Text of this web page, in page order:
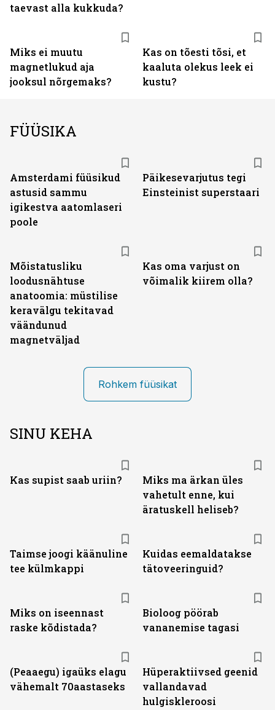
taevast alla kukkuda?
Miks ei muutu
magnetlukud aja
jooksul nõrgemaks?
Kas on tõesti tõsi, et
kaaluta olekus leek ei
kustu?
FÜÜSIKA
Amsterdami füüsikud
astusid sammu
igikestva aatomlaseri
poole
Päikesevarjutus tegi
Einsteinist superstaari
Mõistatusliku
loodusnähtuse
anatoomia: müstilise
keravälgu tekitavad
väändunud
magnetväljad
Kas oma varjust on
võimalik kiirem olla?
Rohkem füüsikat
SINU KEHA
Kas supist saab uriin?
Miks ma ärkan üles
vahetult enne, kui
äratuskell heliseb?
Taimse joogi käänuline
tee külmkappi
Kuidas eemaldatakse
tätoveeringuid?
Miks on iseennast
raske kõdistada?
Bioloog pöörab
vananemise tagasi
(Peaaegu) igaüks elagu
vähemalt 70aastaseks
Hüperaktiivsed geenid
vallandavad
hulgiskleroosi